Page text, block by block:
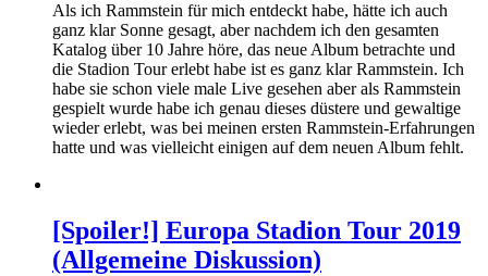
Als ich Rammstein für mich entdeckt habe, hätte ich auch
ganz klar Sonne gesagt, aber nachdem ich den gesamten
Katalog über 10 Jahre höre, das neue Album betrachte und
die Stadion Tour erlebt habe ist es ganz klar Rammstein. Ich
habe sie schon viele male Live gesehen aber als Rammstein
gespielt wurde habe ich genau dieses düstere und gewaltige
wieder erlebt, was bei meinen ersten Rammstein-Erfahrungen
hatte und was vielleicht einigen auf dem neuen Album fehlt.
[Spoiler!] Europa Stadion Tour 2019
(Allgemeine Diskussion)